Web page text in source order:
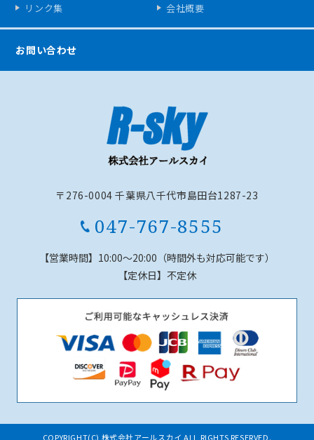
リンク集
会社概要
お問い合わせ
〒276-0004 千葉県八千代市島田台1287-23
047-767-8555
【営業時間】 10:00～20:00（時間外も対応可能です）
【定休日】不定休
COPYRIGHT(C) 株式会社アールスカイ ALL RIGHTS RESERVED.